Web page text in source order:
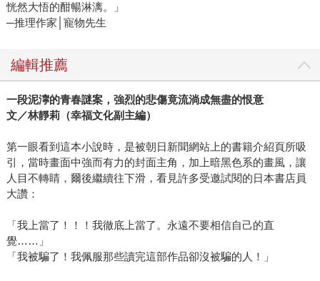
恍然大悟的酣暢淋漓。」
─推理作家│寵物先生
編輯推薦
一段泥濘的青春謎案，強烈的悲傷竟流淌成無盡的恨意
文／林靜莉（幸福文化副主編）
第一眼看到這本小說時，是被朝日新聞網站上的書籍介紹頁所吸
引，當時畫面中強而有力的封面主角，加上暗黑色系的畫風，讓
人目不轉睛，爾後繼續往下滑，看見許多受邀試閱的日本書店員
大讚：
「我上當了！！！我徹底上當了。永遠不要相信自己的直
覺……」
「我被騙了！我佩服那些讀完這部作品卻沒被騙的人！」